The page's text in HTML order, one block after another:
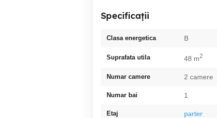
Specificații
Clasa energetica B
Suprafata utila 48 m2
Numar camere 2 camere
Numar bai 1
Etaj parter